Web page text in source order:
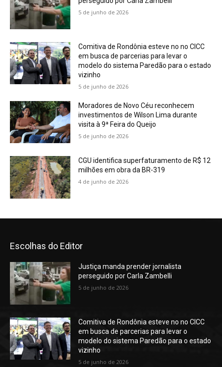
5 de junho de 2026
Comitiva de Rondônia esteve no no CICC
em busca de parcerias para levar o
modelo do sistema Paredão para o estado
vizinho
5 de junho de 2026
Moradores de Novo Céu reconhecem
investimentos de Wilson Lima durante
visita à 9ª Feira do Queijo
5 de junho de 2026
CGU identifica superfaturamento de R$ 12
milhões em obra da BR-319
4 de junho de 2026
Escolhas do Editor
Justiça manda prender jornalista
perseguido por Carla Zambelli
5 de junho de 2026
Comitiva de Rondônia esteve no no CICC
em busca de parcerias para levar o
modelo do sistema Paredão para o estado
vizinho
5 de junho de 2026